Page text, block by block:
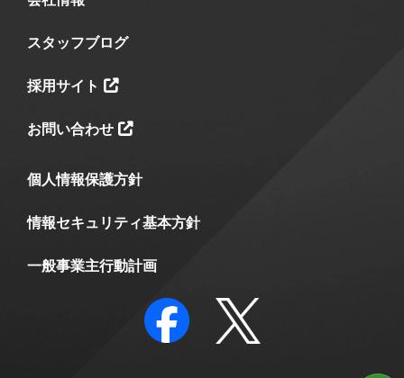
スタッフブログ
採用サイト
お問い合わせ
個人情報保護方針
情報セキュリティ基本方針
一般事業主行動計画